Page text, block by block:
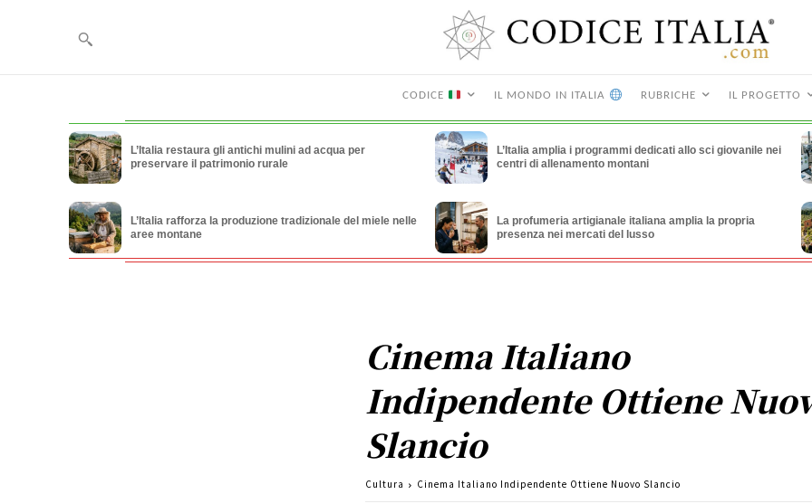
CODICE IL MONDO IN ITALIA RUBRICHE IL PROGETTO
L’Italia restaura gli antichi mulini ad acqua per
preservare il patrimonio rurale
L’Italia amplia i programmi dedicati allo sci giovanile nei
centri di allenamento montani
L’Italia rafforza la produzione tradizionale del miele nelle
aree montane
La profumeria artigianale italiana amplia la propria
presenza nei mercati del lusso
Cinema Italiano
Indipendente Ottiene
Slancio
Cultura Cinema Italiano Indipendente Ottiene Nuovo Slancio